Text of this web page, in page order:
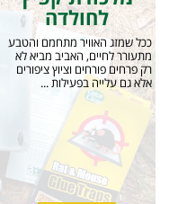
לחולדה
ככל שמזג האוויר מתחמם והטבע
מתעורר לחיים, האביב מביא לא
רק פרחים פורחים וציוץ ציפורים
אלא גם עלייה בפעילות ...